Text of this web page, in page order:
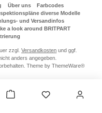
Über uns
Farbcodes
diverse Modelle
und Versandinfos
a look around BRITPART
zzgl. Versandkosten und ggf.
anders angegeben.
Theme by ThemeWare®